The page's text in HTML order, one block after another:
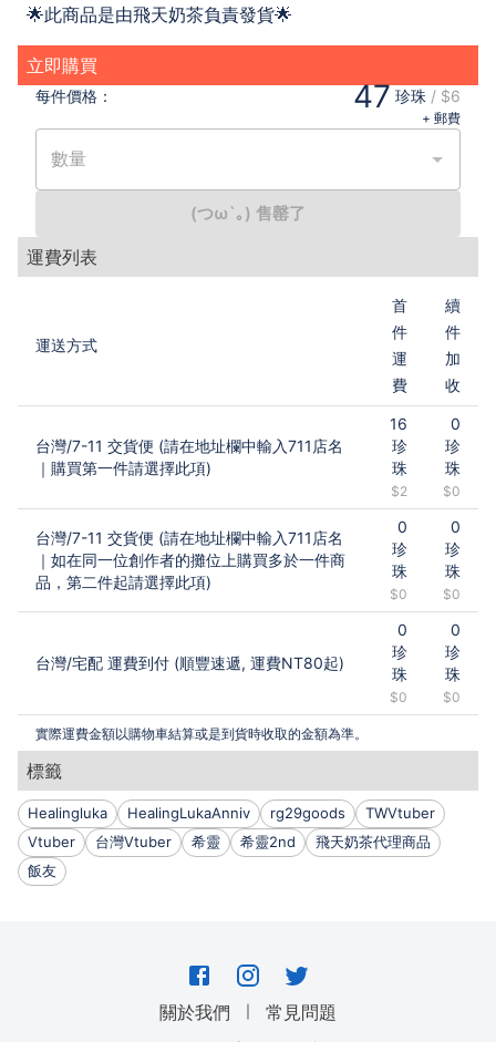
🌟此商品是由飛天奶茶負責發貨🌟
立即購買
每件價格： 47 珍珠 / $6
+ 郵費
數量
(つω`｡) 售罄了
運費列表
運送方式
首
件
運
費
續
件
加
收
台灣/7-11 交貨便 (請在地址欄中輸入711店名
｜購買第一件請選擇此項)
16
珍
珠
$2
0
珍
珠
$0
台灣/7-11 交貨便 (請在地址欄中輸入711店名
｜如在同一位創作者的攤位上購買多於一件商
品，第二件起請選擇此項)
0
珍
珠
$0
0
珍
珠
$0
台灣/宅配 運費到付 (順豐速遞, 運費NT80起)
0
珍
珠
$0
0
珍
珠
$0
實際運費金額以購物車結算或是到貨時收取的金額為準。
標籤
Healingluka HealingLukaAnniv rg29goods
TWVtuber
Vtuber
台灣Vtuber 希靈 希靈2nd
飛天奶茶代理商品
飯友
關於我們 ｜
常見問題